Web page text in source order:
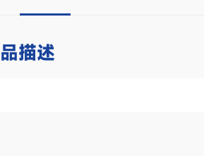
描述